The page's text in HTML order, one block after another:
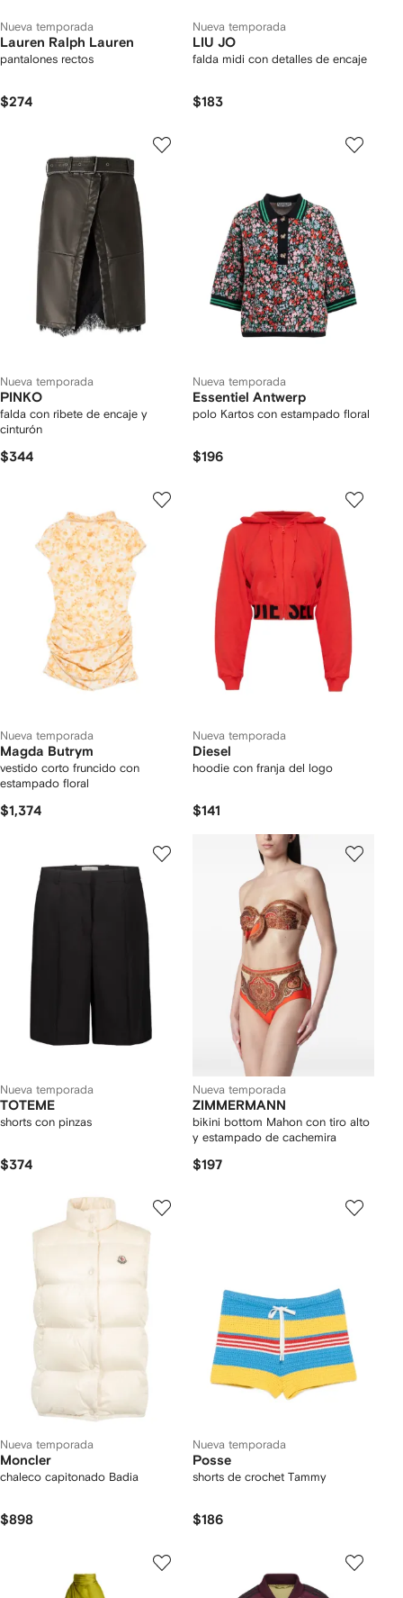
Nueva temporada
Lauren Ralph Lauren
pantalones rectos
$274
Nueva temporada
LIU JO
falda midi con detalles de encaje
$183
Nueva temporada
PINKO
falda con ribete de encaje y
cinturón
$344
Nueva temporada
Essentiel Antwerp
polo Kartos con estampado floral
$196
Nueva temporada
Magda Butrym
vestido corto fruncido con
estampado floral
$1,374
Nueva temporada
Diesel
hoodie con franja del logo
$141
Nueva temporada
TOTEME
shorts con pinzas
$374
Nueva temporada
ZIMMERMANN
bikini bottom Mahon con tiro alto
y estampado de cachemira
$197
Nueva temporada
Moncler
chaleco capitonado Badia
$898
Nueva temporada
Posse
shorts de crochet Tammy
$186